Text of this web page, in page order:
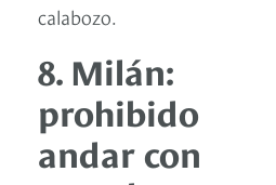
calabozo.
8. Milán:
prohibido
andar con